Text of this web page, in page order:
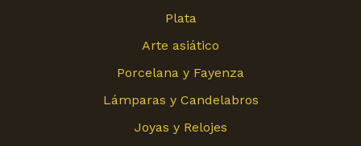
Plata
Arte asiático
Porcelana y Fayenza
Lámparas y Candelabros
Joyas y Relojes